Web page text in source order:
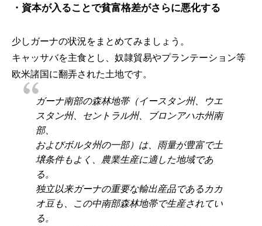
・資本が入ることで貧富格差がさらに悪化する
少しガーナの状況をまとめてみましょう。
キャッサバを主食とし、奴隷貿易やプランテーション等
欧米諸国に翻弄された土地です。
ガーナ南部の森林地帯（イースタン州、ウエ
スタン州、セントラル州、ブロンアハホ州南
部、
およびボルタ州の一部）は、雨量が豊富で土
壌条件もよく、農業生産に適した地域であ
る。
独立以来ガーナの重要な輸出産品であるカカ
オ豆も、この中南部森林地帯で生産されてい
る。